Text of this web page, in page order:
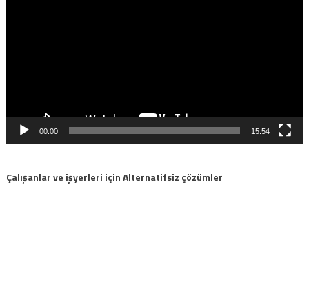
00:00 15:54
Çalışanlar ve işyerleri için Alternatifsiz çözümler